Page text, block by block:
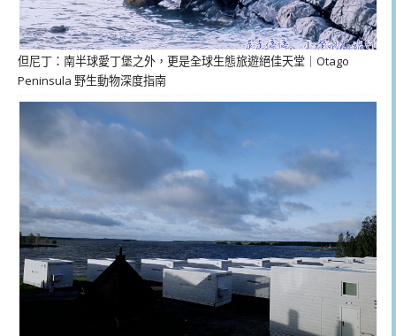
但尼丁：南半球愛丁堡之外，更是全球生態旅遊絕佳天堂｜Otago
Peninsula 野生動物深度指南